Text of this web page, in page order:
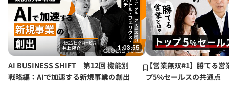
1:03:55
AI BUSINESS SHIFT 第12回 機能別
戦略編：AIで加速する新規事業の創出
【営業無双#1】勝てる営
プ5%セールスの共通点